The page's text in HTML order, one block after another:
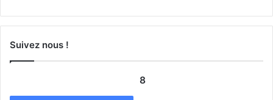
Suivez nous !
8